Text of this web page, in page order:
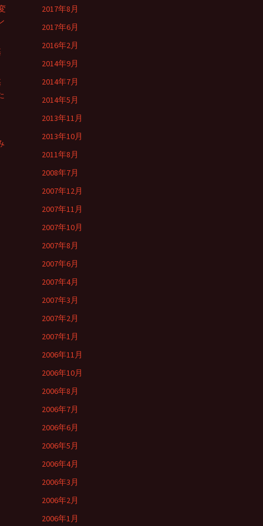
2017年8月
2017年6月
2016年2月
2014年9月
2014年7月
2014年5月
2013年11月
2013年10月
2011年8月
2008年7月
2007年12月
2007年11月
2007年10月
2007年8月
2007年6月
2007年4月
2007年3月
2007年2月
2007年1月
2006年11月
2006年10月
2006年8月
2006年7月
2006年6月
2006年5月
2006年4月
2006年3月
2006年2月
2006年1月